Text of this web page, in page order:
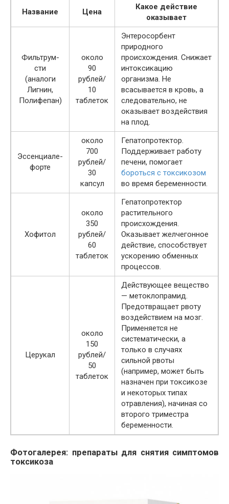
Название Цена
Какое действие
оказывает
Фильтрум-
сти
(аналоги
Лигнин,
Полифепан)
около
90
рублей/
10
таблеток
Энтеросорбент
природного
происхождения. Снижает
интоксикацию
организма. Не
всасывается в кровь, а
следовательно, не
оказывает воздействия
на плод.
Эссенциале-
форте
около
700
рублей/
30
капсул
Гепатопротектор.
Поддерживает работу
печени, помогает
бороться с токсикозом
во время беременности.
Хофитол
около
350
рублей/
60
таблеток
Гепатопротектор
растительного
происхождения.
Оказывает желчегонное
действие, способствует
ускорению обменных
процессов.
Церукал
около
150
рублей/
50
таблеток
Действующее вещество
— метоклопрамид.
Предотвращает рвоту
воздействием на мозг.
Применяется не
систематически, а
только в случаях
сильной рвоты
(например, может быть
назначен при токсикозе
и некоторых типах
отравления), начиная со
второго триместра
беременности.
Фотогалерея: препараты для снятия симптомов
токсикоза